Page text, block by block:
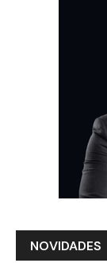
NOVIDADES